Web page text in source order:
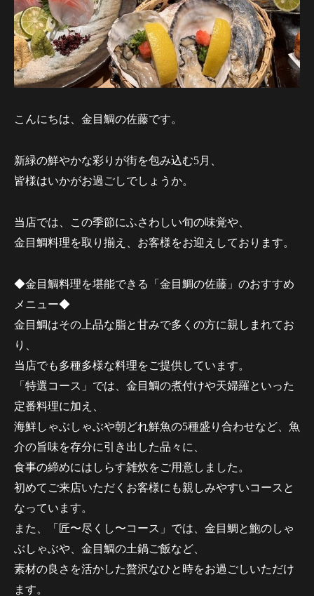
こんにちは、金目鯛の佐藤です。
新緑の鮮やかな彩りが街を包み込む5月、
皆様はいかがお過ごしでしょうか。
当店では、この季節にふさわしい旬の味覚や、
金目鯛料理を取り揃え、お客様をお迎えしております。
◆金目鯛料理を堪能できる「金目鯛の佐藤」のおすすめ
メニュー◆
金目鯛はその上品な脂と甘みで多くの方に親しまれてお
り、
当店でも多種多様な料理をご提供しています。
「特選コース」では、金目鯛の煮付けや天婦羅といった
定番料理に加え、
海鮮しゃぶしゃぶや朝どれ鮮魚の5種盛り合わせなど、魚
介の旨味を存分に引き出した品々に、
食事の締めにはしらす雑炊をご用意しました。
初めてご来店いただくお客様にも親しみやすいコースと
なっています。
また、「匠〜尽くし〜コース」では、金目鯛と鮑のしゃ
ぶしゃぶや、金目鯛の土鍋ご飯など、
素材の良さを活かした贅沢なひと時をお過ごしいただけ
ます。